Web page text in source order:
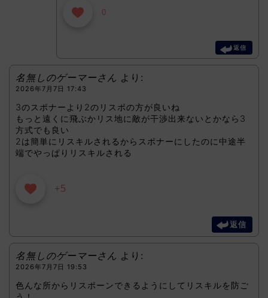
0
返信
名無しのゲーマーさん より:
2026年7月7日 17:43
3のスポナーより2のリスポの方が良いね
もっと遠くに飛ぶかリス地に敵が干渉出来ないとかなら3
方式でも良い
2は簡単にリスキルされるからスポナーにしたのに中途半
端でやっぱりリスキルされる
+5
返信
名無しのゲーマーさん より:
2026年7月7日 19:53
色んな所からリスポーンできるようにしてリスキルを防ご